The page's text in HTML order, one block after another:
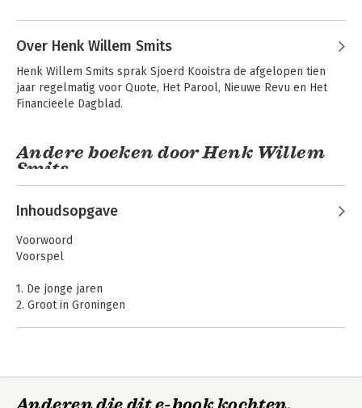
Waarom niemand
betaalt* *behalve
Waarom niemand
Over Henk Willem Smits
Henk Willem Smits sprak Sjoerd Kooistra de afgelopen tien
jaar regelmatig voor Quote, Het Parool, Nieuwe Revu en Het
Financieele Dagblad.
Andere boeken door Henk Willem
Smits
Waarom niemand
betaalt* *behalve
Waarom niemand
betaalt* *behalve
Inhoudsopgave
Voorwoord
Voorspel
1. De jonge jaren
2. Groot in Groningen
8. Kooistra's rolodex